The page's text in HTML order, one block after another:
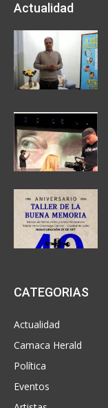
Actualidad
CATEGORIAS
Actualidad
Camaca Herald
Política
Eventos